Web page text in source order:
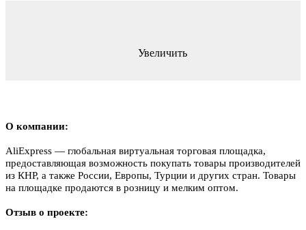
Увеличить
О компании:
AliExpress — глобальная виртуальная торговая площадка,
предоставляющая возможность покупать товары производителей
из КНР, а также России, Европы, Турции и других стран. Товары
на площадке продаются в розницу и мелким оптом.
Отзыв о проекте: